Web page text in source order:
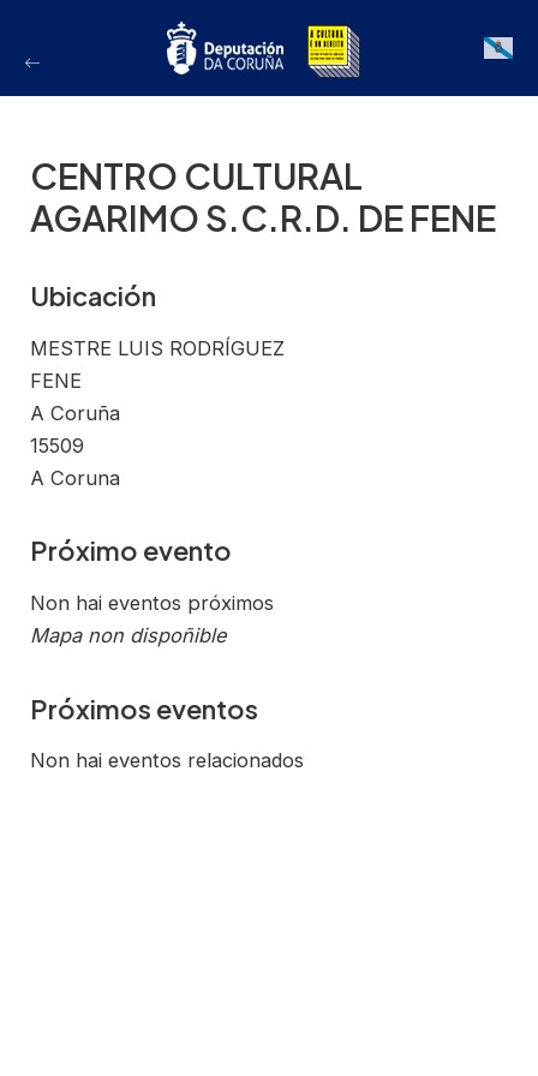
Galician
CENTRO CULTURAL
AGARIMO S.C.R.D. DE FENE
Ubicación
MESTRE LUIS RODRÍGUEZ
FENE
A Coruña
15509
A Coruna
Próximo evento
Non hai eventos próximos
Mapa non dispoñible
Próximos eventos
Non hai eventos relacionados